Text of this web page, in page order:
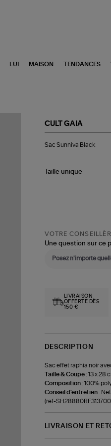
LUI MAISON TENDANCES
CULT GAIA
Sunniva
Sac Sunniva Black
Taille unique
VOTRE
Une question sur ce
LIVRAISON
OFFERTE DÈS
150 €
DESCRIPTION
Sac effet raphia noir
Taille & Coupe :13 x 28
Composition :100%
Conseil d'entretien :
(ref-
LIVRAISON ET